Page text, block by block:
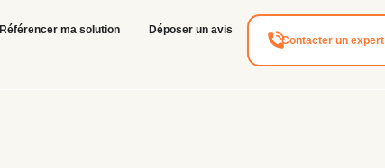
Référencer ma solution
Déposer un avis
Contacter un expert